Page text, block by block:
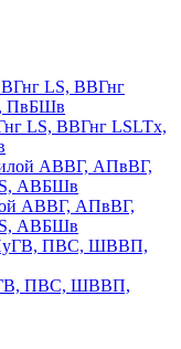
LS, ВВГнг LSLTx,
АВВГ, АПвВГ,
АВБШв
ПВС, ШВВП,